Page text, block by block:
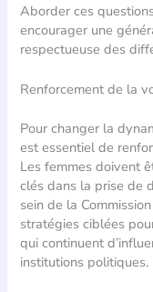
Aborder ces
encourager une
respectueuse des
Renforcement de la
Pour changer la
est essentiel de
Les femmes doivent
clés dans la prise de
sein de la
stratégies ciblées
qui continuent
institutions politiques.